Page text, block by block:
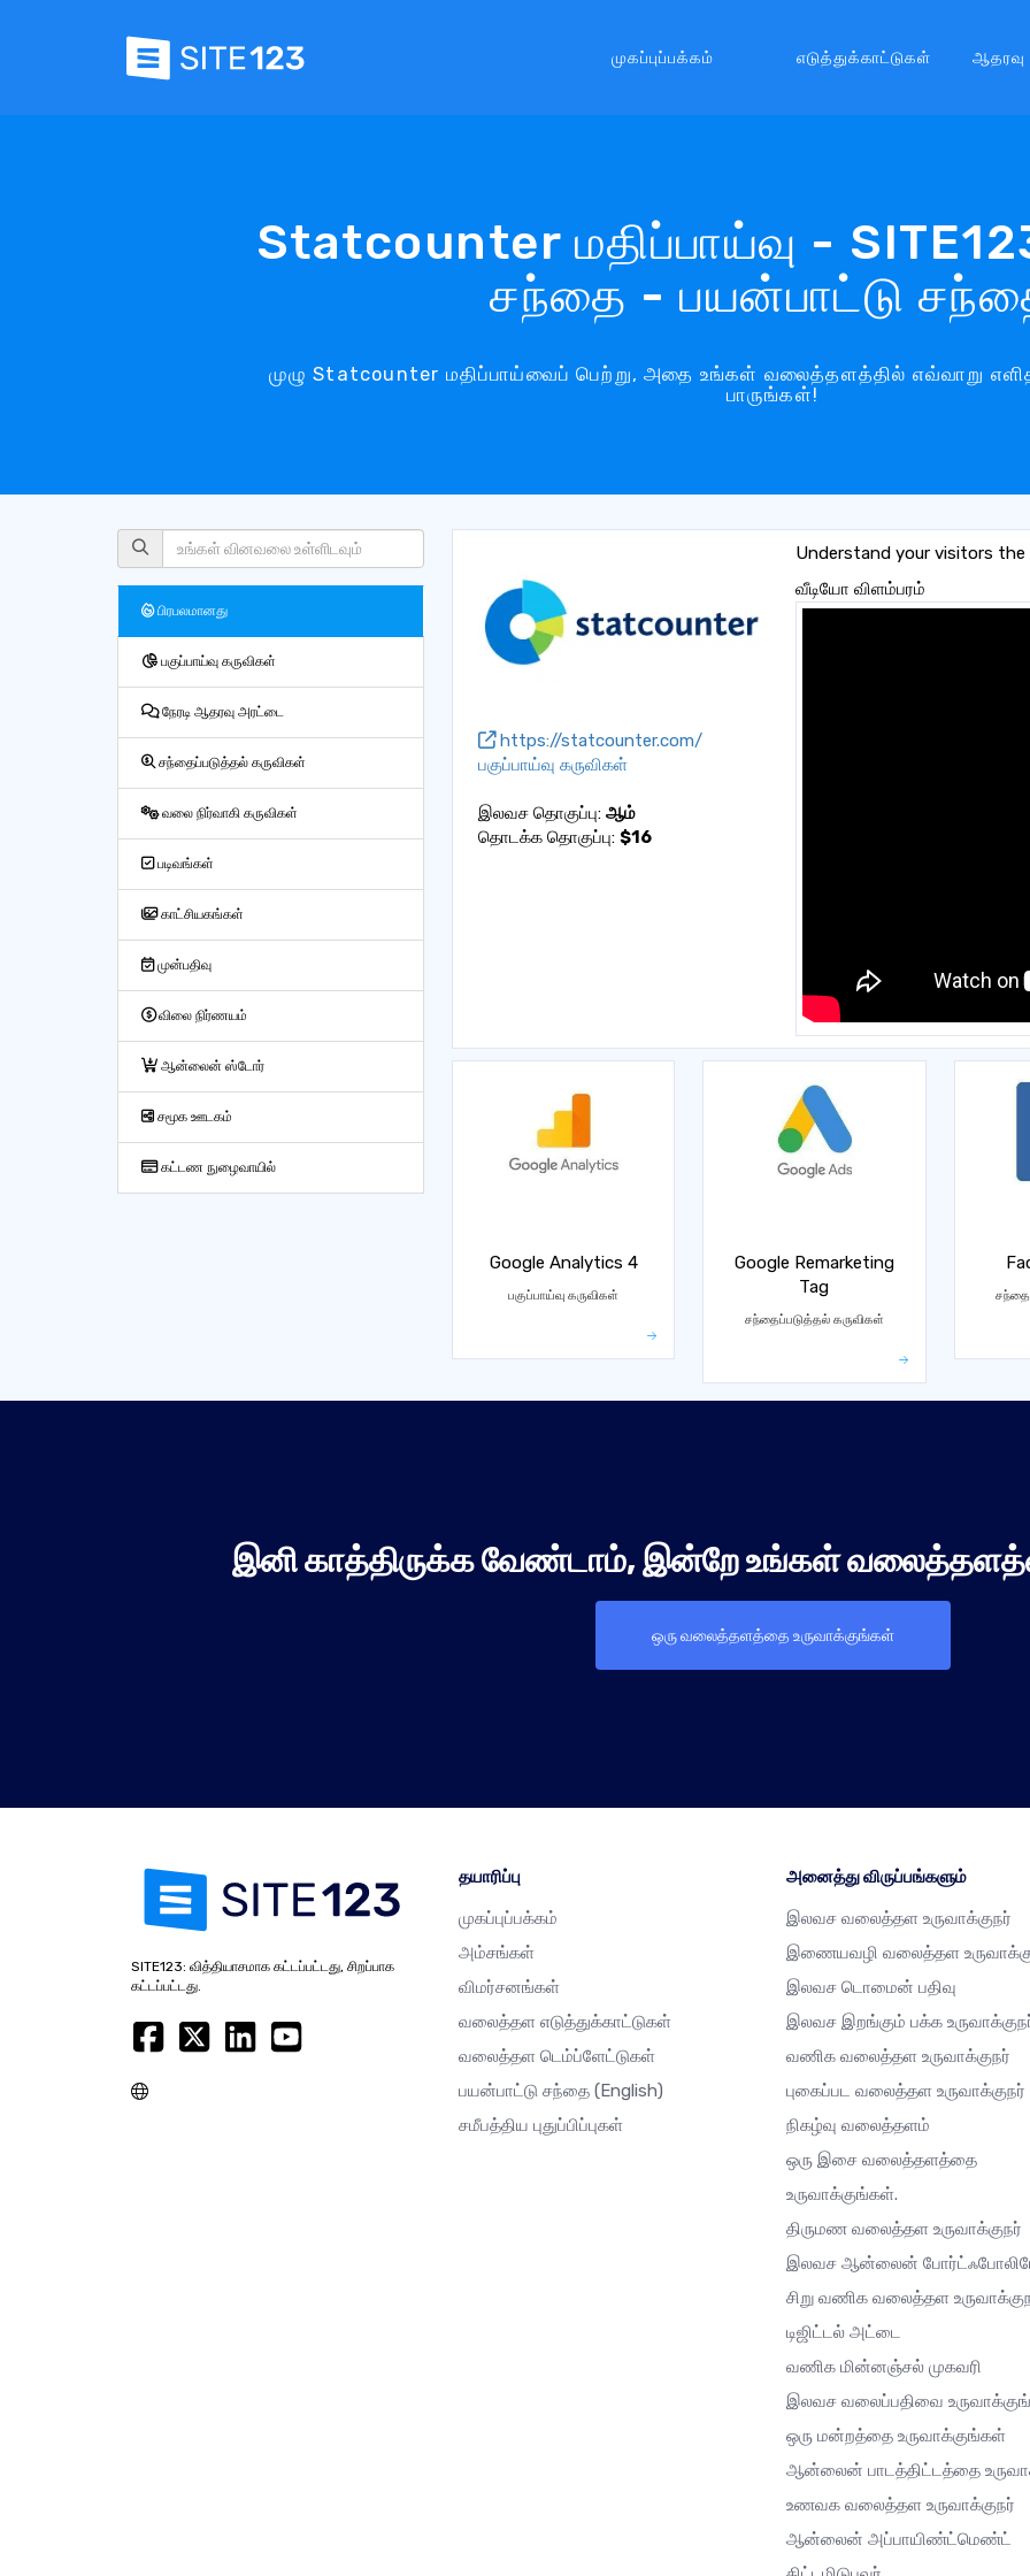
முகப்புப்பக்கம் எடுத்துக்காட்டுகள் ஆதரவு
Statcounter மதிப்பாய்வு -
சந்தை - பயன்பாட்டு
முழு Statcounter மதிப்பாய்வைப் பெற்று, அதை உங்கள் வலைத்தளத்தில் எவ்வாறு
பாருங்கள்!
பிரபலமானது
பகுப்பாய்வு கருவிகள்
நேரடி ஆதரவு அரட்டை
சந்தைப்படுத்தல் கருவிகள்
வலை நிர்வாகி கருவிகள்
படிவங்கள்
காட்சியகங்கள்
முன்பதிவு
விலை நிர்ணயம்
ஆன்லைன் ஸ்டோர்
சமூக ஊடகம்
கட்டண நுழைவாயில்
https://statcounter.com/
பகுப்பாய்வு கருவிகள்
இலவச தொகுப்பு: ஆம்
தொடக்க தொகுப்பு: $16
Understand your visitors the
வீடியோ விளம்பரம்
Google Analytics 4
பகுப்பாய்வு கருவிகள்
Google Remarketing
Tag
சந்தைப்படுத்தல் கருவிகள்
இனி காத்திருக்க வேண்டாம், இன்றே உங்கள்
ஒரு வலைத்தளத்தை உருவாக்குங்கள்
SITE123: வித்தியாசமாக கட்டப்பட்டது, சிறப்பாக
கட்டப்பட்டது.
தயாரிப்பு
முகப்புப்பக்கம்
அம்சங்கள்
விமர்சனங்கள்
வலைத்தள எடுத்துக்காட்டுகள்
வலைத்தள டெம்ப்ளேட்டுகள்
பயன்பாட்டு சந்தை (English)
சமீபத்திய புதுப்பிப்புகள்
அனைத்து விருப்பங்களும்
இலவச வலைத்தள உருவாக்குநர்
இணையவழி வலைத்தள
இலவச டொமைன் பதிவு
இலவச இறங்கும் பக்க
வணிக வலைத்தள உருவாக்குநர்
புகைப்பட வலைத்தள உருவாக்குநர்
நிகழ்வு வலைத்தளம்
ஒரு இசை வலைத்தளத்தை
உருவாக்குங்கள்.
திருமண வலைத்தள உருவாக்குநர்
இலவச ஆன்லைன்
சிறு வணிக வலைத்தள
டிஜிட்டல் அட்டை
வணிக மின்னஞ்சல் முகவரி
இலவச வலைப்பதிவை
ஒரு மன்றத்தை உருவாக்குங்கள்
ஆன்லைன் பாடத்திட்டத்தை
உணவக வலைத்தள உருவாக்குநர்
ஆன்லைன் அப்பாயிண்ட்மெண்ட்